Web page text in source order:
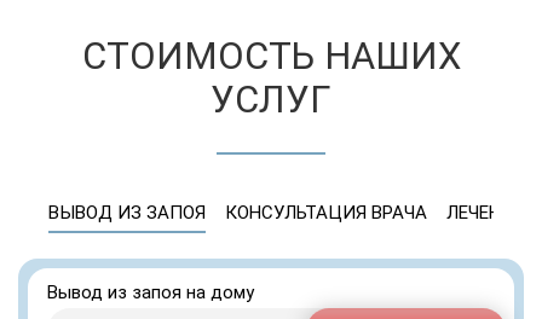
СТОИМОСТЬ НАШИХ
УСЛУГ
ВЫВОД ИЗ ЗАПОЯ КОНСУЛЬТАЦИЯ ВРАЧА ЛЕЧЕНИЕ
Вывод из запоя на дому